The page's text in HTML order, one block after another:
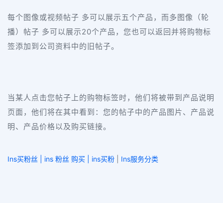
每个图像或视频帖子 多可以展示五个产品，而多图像（轮
播）帖子 多可以展示20个产品，您也可以返回并将购物标
签添加到公司资料中的旧帖子。
当某人点击您帖子上的购物标签时，他们将被带到产品说明
页面，他们将在其中看到：您的帖子中的产品图片、产品说
明、产品价格以及购买链接。
Ins买粉丝 | ins 粉丝 购买 | ins买粉 Ins服务分类